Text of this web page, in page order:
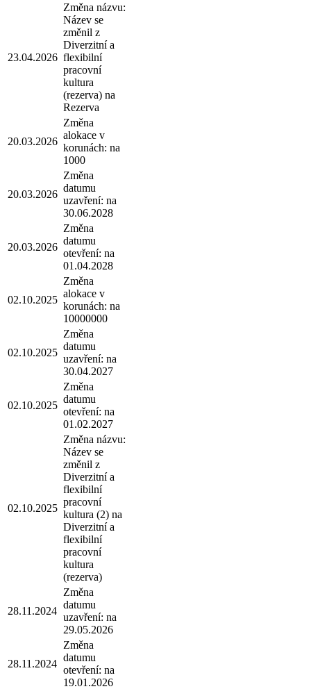
23.04.2026
Změna názvu:
Název se
změnil z
Diverzitní a
flexibilní
pracovní
kultura
(rezerva) na
Rezerva
20.03.2026
Změna
alokace v
korunách: na
1000
20.03.2026
Změna
datumu
uzavření: na
30.06.2028
20.03.2026
Změna
datumu
otevření: na
01.04.2028
02.10.2025
Změna
alokace v
korunách: na
10000000
02.10.2025
Změna
datumu
uzavření: na
30.04.2027
02.10.2025
Změna
datumu
otevření: na
01.02.2027
02.10.2025
Změna názvu:
Název se
změnil z
Diverzitní a
flexibilní
pracovní
kultura (2) na
Diverzitní a
flexibilní
pracovní
kultura
(rezerva)
28.11.2024
Změna
datumu
uzavření: na
29.05.2026
28.11.2024
Změna
datumu
otevření: na
19.01.2026